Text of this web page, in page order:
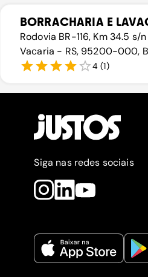
BORRACHARIA E
Rodovia BR-116, Km 34.5
Vacaria - RS, 95200-000,
4 (1)
Siga nas redes sociais